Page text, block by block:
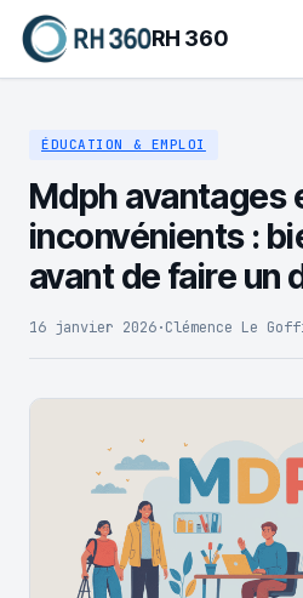
RH 360
ÉDUCATION & EMPLOI
Mdph avantages
inconvénients :
avant de faire un
16 janvier 2026·Clémence Le